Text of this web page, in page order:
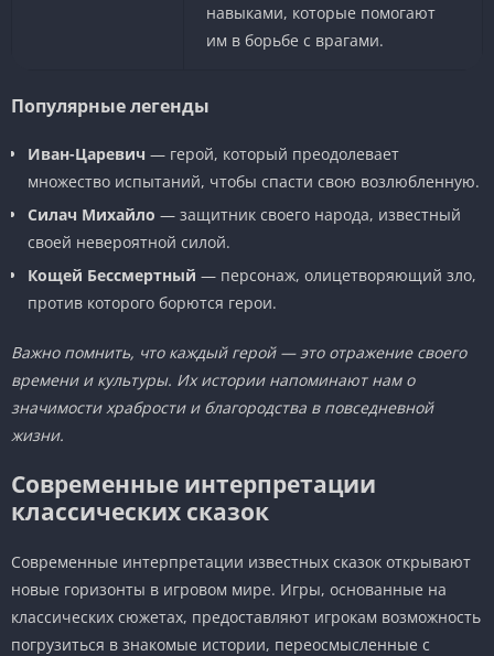
навыками, которые помогают
им в борьбе с врагами.
Популярные легенды
Иван-Царевич — герой, который преодолевает
множество испытаний, чтобы спасти свою возлюбленную.
Силач Михайло — защитник своего народа, известный
своей невероятной силой.
Кощей Бессмертный — персонаж, олицетворяющий зло,
против которого борются герои.
Важно помнить, что каждый герой — это отражение своего
времени и культуры. Их истории напоминают нам о
значимости храбрости и благородства в повседневной
жизни.
Современные интерпретации
классических сказок
Современные интерпретации известных сказок открывают
новые горизонты в игровом мире. Игры, основанные на
классических сюжетах, предоставляют игрокам возможность
погрузиться в знакомые истории, переосмысленные с